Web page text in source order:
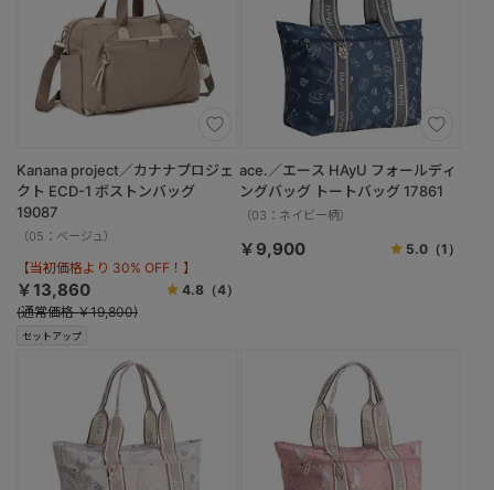
セットアップ
Kanana project／カナナプロジェ
クト ECD-1 ボストンバッグ
19087
（05：ベージュ）
【当初価格より 30% OFF！】
￥13,860 4.8（4）
(通常価格 ￥19,800)
ace.／エース HAyU フォールディ
ングバッグ トートバッグ 17861
（03：ネイビー柄）
￥9,900 5.0 （1）